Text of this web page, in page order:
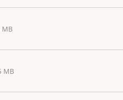
MB
MB